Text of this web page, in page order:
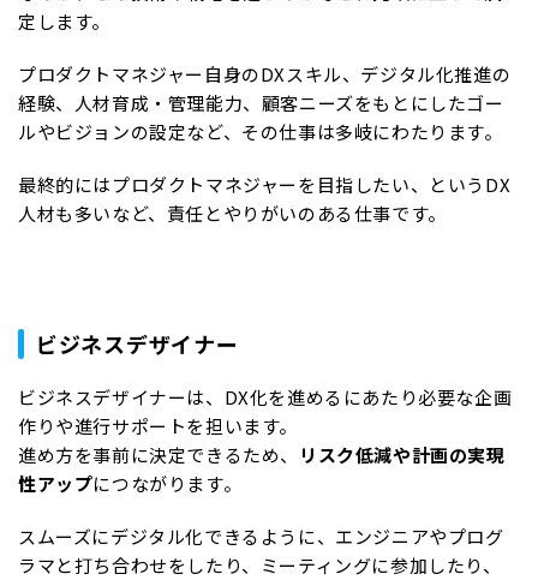
定します。
プロダクトマネジャー自身のDXスキル、デジタル化推進の
経験、人材育成・管理能力、顧客ニーズをもとにしたゴー
ルやビジョンの設定など、その仕事は多岐にわたります。
最終的にはプロダクトマネジャーを目指したい、というDX
人材も多いなど、責任とやりがいのある仕事です。
ビジネスデザイナー
ビジネスデザイナーは、DX化を進めるにあたり必要な企画
作りや進行サポートを担います。
進め方を事前に決定できるため、
リスク低減や計画の実現
性アップにつながります。
スムーズにデジタル化できるように、エンジニアやプログ
ラマと打ち合わせをしたり、ミーティングに参加したり、